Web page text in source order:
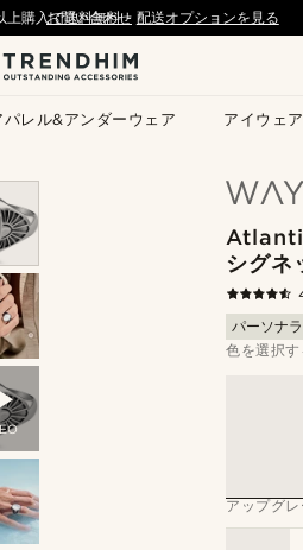
パレル&アンダーウェア アイウェア
上購入で送料無料- 配送オプションを見る
お問い合わせ
シグネ
パーソナ
色を選択す
アップグ